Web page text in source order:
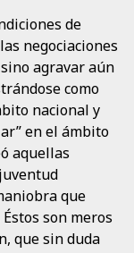
de
negociaciones
agravar aún
como
nacional y
en el ámbito
aquellas
que
son meros
que sin duda